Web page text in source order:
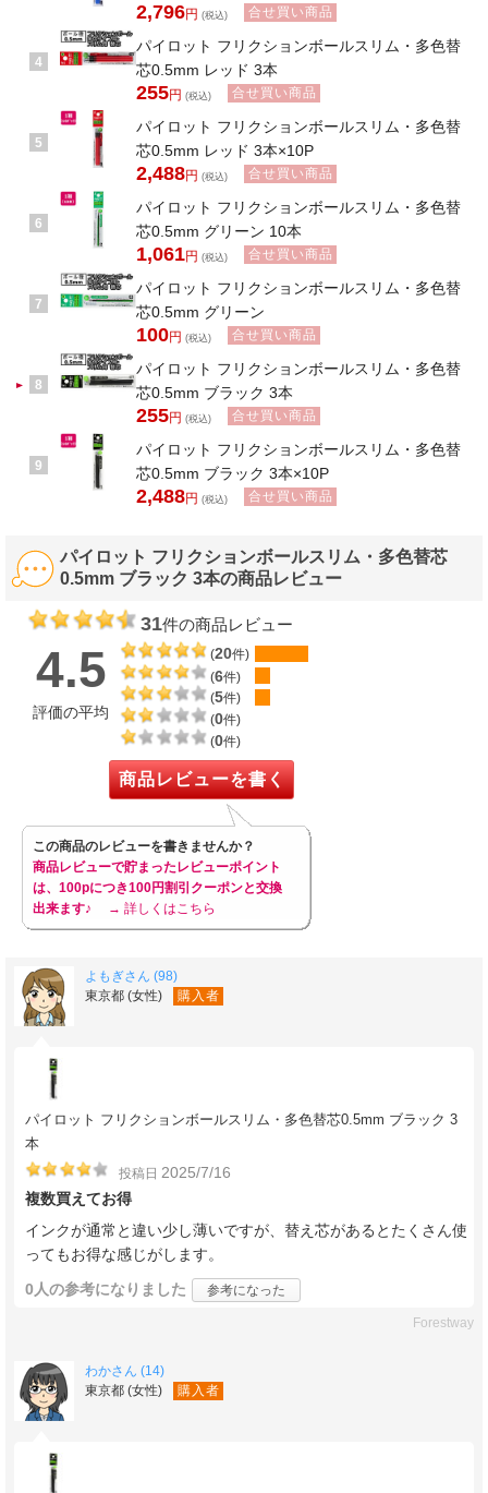
2,796円 (税込) 合せ買い商品
4
パイロット フリクションボールスリム・多色替
芯0.5mm レッド 3本
255円 (税込) 合せ買い商品
5
パイロット フリクションボールスリム・多色替
芯0.5mm レッド 3本×10P
2,488円 (税込) 合せ買い商品
6
パイロット フリクションボールスリム・多色替
芯0.5mm グリーン 10本
1,061円 (税込) 合せ買い商品
7
パイロット フリクションボールスリム・多色替
芯0.5mm グリーン
100円 (税込) 合せ買い商品
8
パイロット フリクションボールスリム・多色替
芯0.5mm ブラック 3本
255円 (税込) 合せ買い商品
9
パイロット フリクションボールスリム・多色替
芯0.5mm ブラック 3本×10P
2,488円 (税込) 合せ買い商品
パイロット フリクションボールスリム・多色替芯
0.5mm ブラック 3本の商品レビュー
31件の商品レビュー
4.5
評価の平均
(20件)
(6件)
(5件)
(0件)
(0件)
商品レビューを書く
この商品のレビューを書きませんか？
商品レビューで貯まったレビューポイント
は、100pにつき100円割引クーポンと交換
出来ます♪
→ 詳しくはこちら
よもぎさん (98)
東京都 (女性)
購入者
パイロット フリクションボールスリム・多色替芯0.5mm ブラック 3
本
投稿日 2025/7/16
複数買えてお得
インクが通常と違い少し薄いですが、替え芯があるとたくさん使
ってもお得な感じがします。
0人の参考になりました 参考になった
Forestway
わかさん (14)
東京都 (女性)
購入者